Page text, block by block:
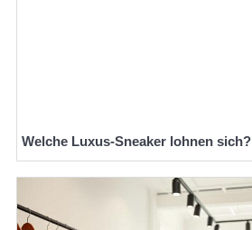
Welche Luxus-Sneaker lohnen sich?